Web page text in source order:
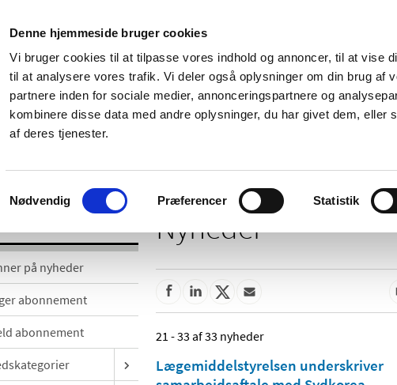
Denne hjemmeside bruger cookies
Vi bruger cookies til at tilpasse vores indhold og annoncer, til at vise
til at analysere vores trafik. Vi deler også oplysninger om din brug af
partnere inden for sociale medier, annonceringspartnere og
kombinere disse data med andre oplysninger, du har givet dem, eller
af deres tjenester.
Samtykkevalg
Nødvendig Præferencer Statistik
Nyheder
og
Bivirkninger og
produktinformation
Tilskud og
på nyheder
abonnement
abonnement
Nyheder
21 - 33 af 33 nyheder
Lægemiddelstyrelsen underskriver